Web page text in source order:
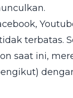
terbatas.
saat ini,